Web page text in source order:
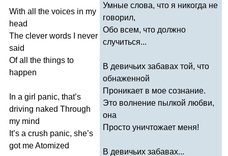
With all the voices in my
head
The clever words
never
said
Of all the things to
happen
In a girl panic, that’s
driving naked Through
my mind
It’s a crush panic, she’s
got meAtomized
Умные слова, что я никогда не
говорил,
Обо всем, что должно
случиться...
В девичьих забавах той, что
обнаженной
Проникает в мое сознание.
Это волнение пылкой любви,
она
Просто уничтожает меня!
В девичьих забавах...